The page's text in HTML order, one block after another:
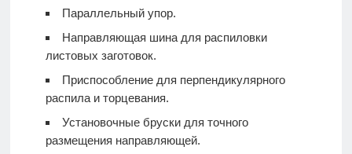
Параллельный упор.
Направляющая шина для распиловки
листовых заготовок.
Приспособление для перпендикулярного
распила и торцевания.
Установочные бруски для точного
размещения направляющей.